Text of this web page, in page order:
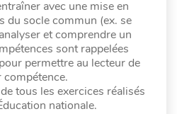
avec une mise en
du socle commun (ex. se
et comprendre un
sont rappelées
permettre au lecteur de
tous les exercices réalisés
nationale.